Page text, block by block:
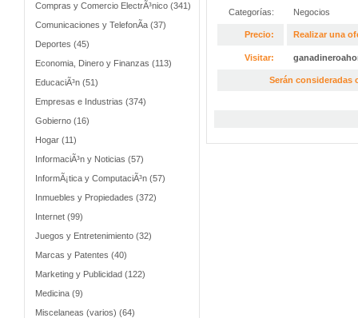
Compras y Comercio ElectrÃ³nico (341)
Comunicaciones y TelefonÃ­a (37)
Deportes (45)
Economia, Dinero y Finanzas (113)
EducaciÃ³n (51)
Empresas e Industrias (374)
Gobierno (16)
Hogar (11)
InformaciÃ³n y Noticias (57)
InformÃ¡tica y ComputaciÃ³n (57)
Inmuebles y Propiedades (372)
Internet (99)
Juegos y Entretenimiento (32)
Marcas y Patentes (40)
Marketing y Publicidad (122)
Medicina (9)
Miscelaneas (varios) (64)
Categorías: Negocios
Precio: Realizar una
Visitar:
Serán consideradas